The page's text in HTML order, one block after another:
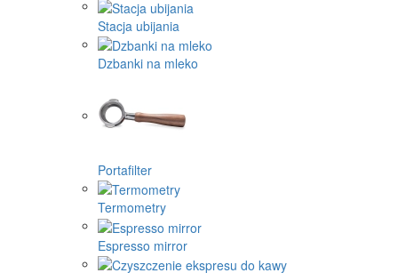
Stacja ubijania
Dzbanki na mleko
Portafilter
Termometry
Espresso mirror